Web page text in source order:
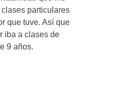
particulares
que tuve. Así que
iba a clases de
9 años.